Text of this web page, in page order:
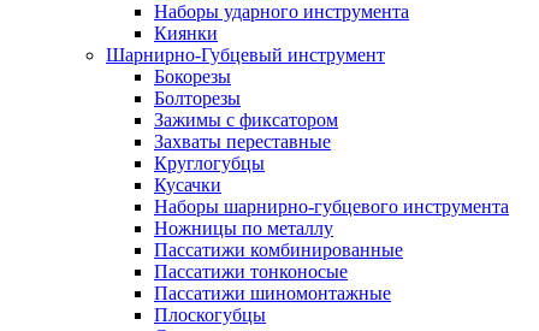
Наборы ударного инструмента
Киянки
Шарнирно-Губцевый инструмент
Бокорезы
Болторезы
Зажимы с фиксатором
Захваты переставные
Круглогубцы
Кусачки
Наборы шарнирно-губцевого инструмента
Ножницы по металлу
Пассатижи комбинированные
Пассатижи тонконосые
Пассатижи шиномонтажные
Плоскогубцы